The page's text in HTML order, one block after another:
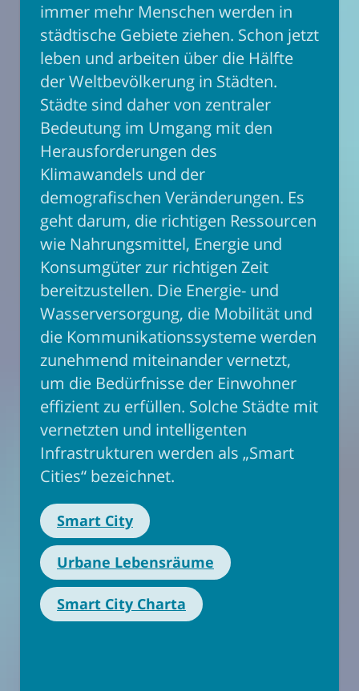
immer mehr Menschen werden in
städtische Gebiete ziehen. Schon jetzt
leben und arbeiten über die Hälfte
der Weltbevölkerung in Städten.
Städte sind daher von zentraler
Bedeutung im Umgang mit den
Herausforderungen des
Klimawandels und der
demografischen Veränderungen. Es
geht darum, die richtigen Ressourcen
wie Nahrungsmittel, Energie und
Konsumgüter zur richtigen Zeit
bereitzustellen. Die Energie- und
Wasserversorgung, die Mobilität und
die Kommunikationssysteme werden
zunehmend miteinander vernetzt,
um die Bedürfnisse der Einwohner
effizient zu erfüllen. Solche Städte mit
vernetzten und intelligenten
Infrastrukturen werden als „Smart
Cities“ bezeichnet.
Smart City
Urbane Lebensräume
Smart City Charta